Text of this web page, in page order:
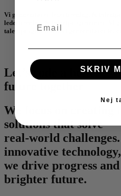
Vi gennemfører ledertræning, &
ledertræning, & talentprogrammer. Vi
talentprogrammer. Vi gennemfører
Let’s code a better
future together
We focus on creating
solutions that solve
real-world
innovative technology,
we drive progress
brighter future.
SKRIV
Nej